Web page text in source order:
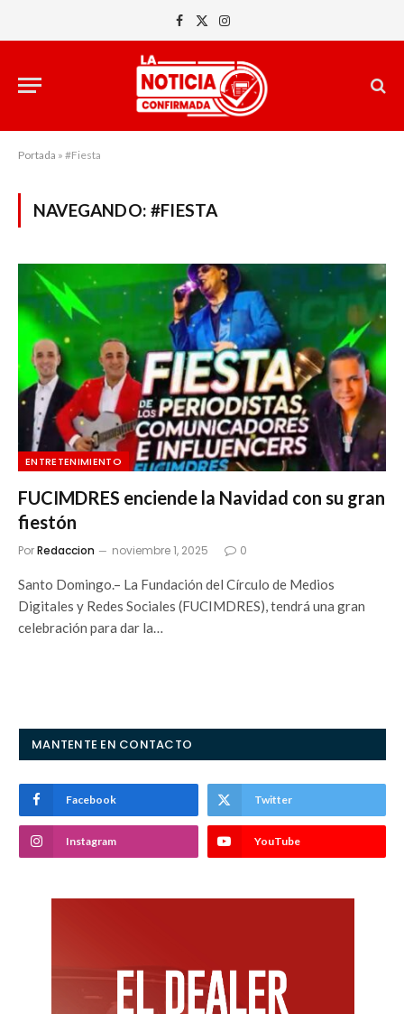
Facebook
X
Instagram
Portada » #Fiesta
NAVEGANDO:#FIESTA
ENTRETENIMIENTO
FUCIMDRES enciende la Navidad con su gran
fiestón
PorRedaccion noviembre 1, 2025 0
Santo Domingo.– La Fundación del Círculo de Medios
Digitales y Redes Sociales (FUCIMDRES), tendrá una gran
celebración para dar la…
MANTENTE EN CONTACTO
Facebook Twitter
Instagram YouTube